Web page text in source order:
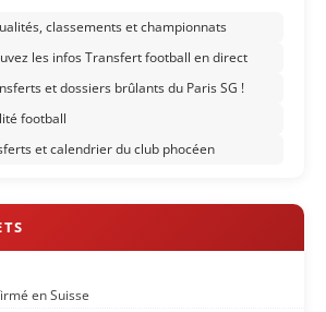
classements et championnats
les infos Transfert football en direct
et dossiers brûlants du Paris SG !
football
et calendrier du club phocéen
en Suisse